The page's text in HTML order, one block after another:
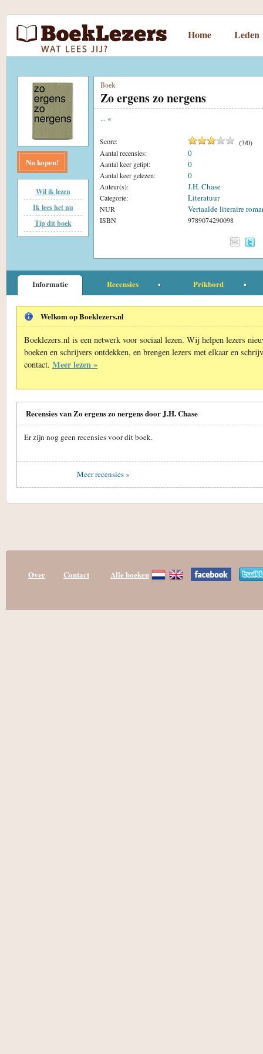
Home Leden
Nu kopen!
Wil ik lezen
Ik lees het nu
Tip dit boek
Boek
Zo ergens zo nergens
... «
Score: (3/0)
Aantal recensies:
0
Aantal keer getipt: 0
Aantal keer gelezen: 0
Auteur(s): J.H. Chase
Categorie: Literatuur
NUR Vertaalde literaire
ISBN 9789074290098
Informatie Recensies Prikbord
Welkom op Boeklezers.nl
Boeklezers.nl is een netwerk voor sociaal lezen. Wij helpen lezers
boeken en schrijvers ontdekken, en brengen lezers met elkaar en
contact. Meer lezen »
Recensies van Zo ergens zo nergens door J.H. Chase
Er zijn nog geen recensies voor dit boek.
Meer recensies »
Over Contact Alle boeken